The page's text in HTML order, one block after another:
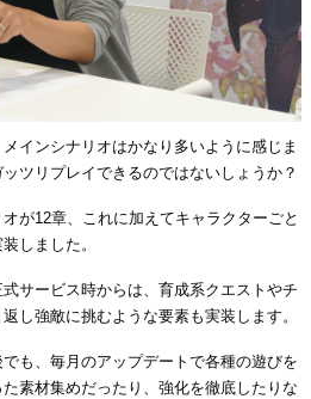
インシナリオはかなり多いように感じま
ツリプレイできるのではないしょうか？
が12章、これに加えてキャラクターごと
しました。
サービス時からは、育成系クエストやチ
し強敵に挑むような要素も実装します。
も、毎月のアップデートで各種の遊びを
素材集めだったり、強化を徹底したりな